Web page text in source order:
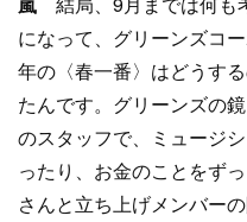
になって、グリーンズコ
年の〈春一番〉はどうす
たんです。グリーンズの
のスタッフで、ミュージ
ったり、お金のことをず
さんと立ち上げメンバー